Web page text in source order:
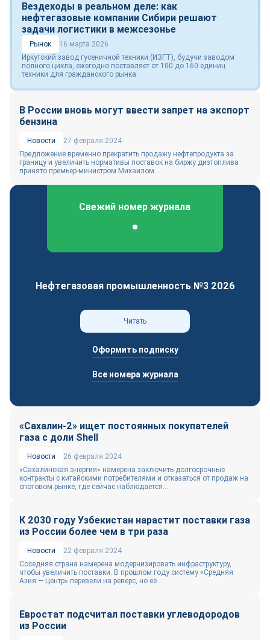
Вездеходы в реальном деле: как
нефтегазовые компании Сибири решают
задачи логистики в межсезонье
Рынок
16 марта 2026
Иркутский завод гусеничной техники (ИЗГТ), будучи заводом
полного цикла, ежегодно поставляет от 100 до 160 единиц
техники для гражданского рынка.
В России вновь могут ввести запрет на экспорт
бензина
Новости
27 февраля 2024
Предложение временно прекратить продажу нефтепродукта за
границу и увеличить нормативы поставок на биржу дизтоплива
принято премьер-министром Михаилом...
Свежий номер журнала
Нефтегазовая промышленность №3 2026
Читать
Оформить подписку
Все номера журнала
«Сахалин-2» ищет постоянных покупателей
газа с доли Shell
Новости
26 февраля 2024
«Сахалинская энергия» намерена заключить долгосрочные
контракты с китайскими потребителями и отказаться от продаж на
спотовом рынке, где сейчас наблюдается...
К 2030 году Узбекистан нарастит поставки газа
из России более чем в три раза
Новости
22 февраля 2024
Соседняя страна намерена модернизировать инфраструктуру,
чтобы увеличить поставки. В прошлом году систему «Средняя
Азия — Центр» перевели на реверс, но её...
Евростат подсчитал поставки углеводородов
из России